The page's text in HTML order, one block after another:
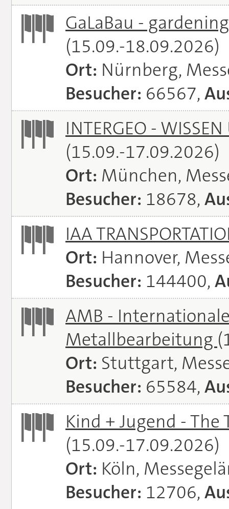
GaLaBau -
(15.09.-18.09.2026)
Ort: Nürnberg,
Besucher: 66567,
INTERGEO -
(15.09.-17.09.2026)
Ort: München,
Besucher: 18678,
IAA
Ort: Hannover,
Besucher: 144400,
AMB -
Metallbearbeitung
Ort: Stuttgart,
Besucher: 65584,
Kind + Jugend - The
(15.09.-17.09.2026)
Ort: Köln,
Besucher: 12706,